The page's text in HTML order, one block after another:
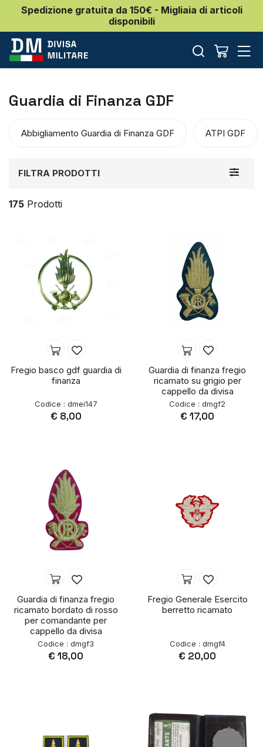
Spedizione gratuita da 150€ - Migliaia di articoli
disponibili
Guardia di Finanza GDF
Abbigliamento Guardia di Finanza GDF ATPI GDF
Toggle
FILTRA PRODOTTI
175 Prodotti
Fregio basco gdf guardia di
finanza
Codice : dmei147
€ 8,00
Guardia di finanza fregio
ricamato su grigio per
cappello da divisa
Codice : dmgf2
€ 17,00
Guardia di finanza fregio
ricamato bordato di rosso
per comandante per
cappello da divisa
Codice : dmgf3
€ 18,00
Fregio Generale Esercito
berretto ricamato
Codice : dmgf4
€ 20,00